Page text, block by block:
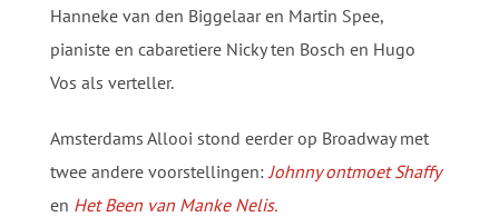
Hanneke van den Biggelaar en Martin Spee,
pianiste en cabaretiere Nicky ten Bosch en Hugo
Vos als verteller.
Amsterdams Allooi stond eerder op Broadway met
twee andere voorstellingen: Johnny ontmoet Shaffy
en Het Been van Manke Nelis.